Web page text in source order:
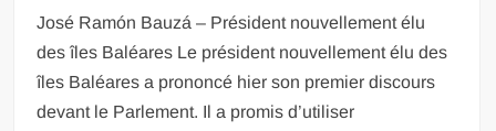
José Ramón Bauzá – Président nouvellement élu
des îles Baléares Le président nouvellement élu des
îles Baléares a prononcé hier son premier discours
devant le Parlement. Il a promis d’utiliser